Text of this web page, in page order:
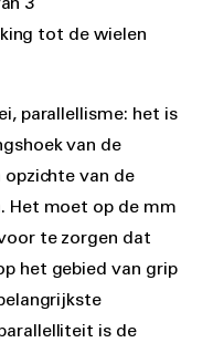
3
tot de wielen
parallellisme: het is
van de
opzichte van de
Het moet op de mm
te zorgen dat
het gebied van grip
is de